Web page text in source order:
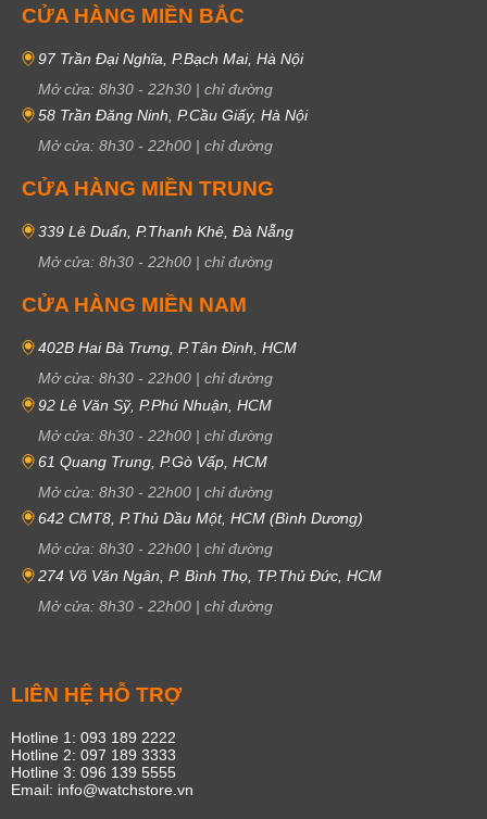
CỬA HÀNG MIỀN BẮC
97 Trần Đại Nghĩa, P.Bạch Mai, Hà Nội
Mở cửa: 8h30 - 22h30 | chỉ đường
58 Trần Đăng Ninh, P.Cầu Giấy, Hà Nội
Mở cửa: 8h30 - 22h00 | chỉ đường
CỬA HÀNG MIỀN TRUNG
339 Lê Duẩn, P.Thanh Khê, Đà Nẵng
Mở cửa: 8h30 - 22h00 | chỉ đường
CỬA HÀNG MIỀN NAM
402B Hai Bà Trưng, P.Tân Định, HCM
Mở cửa: 8h30 - 22h00 | chỉ đường
92 Lê Văn Sỹ, P.Phú Nhuận, HCM
Mở cửa: 8h30 - 22h00 | chỉ đường
61 Quang Trung, P.Gò Vấp, HCM
Mở cửa: 8h30 - 22h00 | chỉ đường
642 CMT8, P.Thủ Dầu Một, HCM (Bình Dương)
Mở cửa: 8h30 - 22h00 | chỉ đường
274 Võ Văn Ngân, P. Bình Thọ, TP.Thủ Đức, HCM
Mở cửa: 8h30 - 22h00 | chỉ đường
LIÊN HỆ HỖ TRỢ
Hotline 1: 093 189 2222
Hotline 2: 097 189 3333
Hotline 3: 096 139 5555
Email: info@watchstore.vn